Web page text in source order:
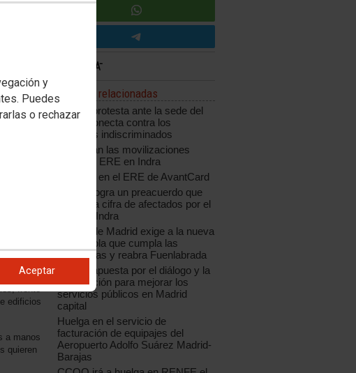
y
Puedes
o rechazar
Aceptar
en la
frente
edificios
a manos
quieren
Noticias relacionadas
CCOO protesta ante la sede del
grupo Konecta contra los
despidos indiscriminados
Continúan las movilizaciones
contra el ERE en Indra
Acuerdo en el ERE de AvantCard
CCOO logra un preacuerdo que
reduce la cifra de afectados por el
ERE de Indra
CCOO de Madrid exige a la nueva
Coca-Cola que cumpla las
sentencias y reabra Fuenlabrada
CCOO apuesta por el diálogo y la
negociación para mejorar los
servicios públicos en Madrid
capital
Huelga en el servicio de
facturación de equipajes del
Aeropuerto Adolfo Suárez Madrid-
Barajas